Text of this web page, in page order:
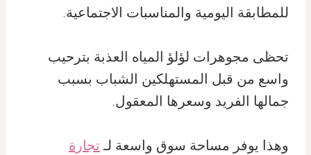
للمطابقة اليومية والمناسبات الاجتماعية.
تحظى مجوهرات لؤلؤ المياه العذبة بترحيب
واسع من قبل المستهلكين الشباب بسبب
جمالها الفريد وسعرها المعقول.
وهذا يوفر مساحة سوق واسعة لـ تجارة